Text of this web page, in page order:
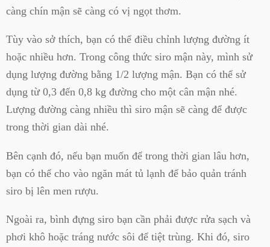
càng chín mận sẽ càng có vị ngọt thơm.
Tùy vào sở thích, bạn có thể điều chỉnh lượng đường ít
hoặc nhiều hơn. Trong công thức siro mận này, mình sử
dụng lượng đường bằng 1/2 lượng mận. Bạn có thể sử
dụng từ 0,3 đến 0,8 kg đường cho một cân mận nhé.
Lượng đường càng nhiều thì siro mận sẽ càng để được
trong thời gian dài nhé.
Bên cạnh đó, nếu bạn muốn để trong thời gian lâu hơn,
bạn có thể cho vào ngăn mát tủ lạnh để bảo quản tránh
siro bị lên men rượu.
Ngoài ra, bình đựng siro bạn cần phải được rửa sạch và
phơi khô hoặc tráng nước sôi để tiệt trùng. Khi đó, siro